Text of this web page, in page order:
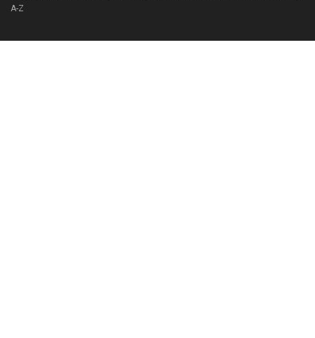
A-Z